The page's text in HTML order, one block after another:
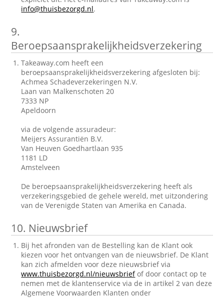
info@thuisbezorgd.nl.
9.
Beroepsaansprakelijkheidsverzekering
Takeaway.com heeft een
beroepsaansprakelijkheidsverzekering afgesloten bij:
Achmea Schadeverzekeringen N.V.
Laan van Malkenschoten 20
7333 NP
Apeldoorn
via de volgende assuradeur:
Meijers Assurantiën B.V.
Van Heuven Goedhartlaan 935
1181 LD
Amstelveen
De beroepsaansprakelijkheidsverzekering heeft als
verzekeringsgebied de gehele wereld, met uitzondering
van de Verenigde Staten van Amerika en Canada.
10. Nieuwsbrief
Bij het afronden van de Bestelling kan de Klant ook
kiezen voor het ontvangen van de nieuwsbrief. De Klant
kan zich afmelden voor deze nieuwsbrief via
www.thuisbezorgd.nl/nieuwsbriefof door contact op te
nemen met de klantenservice via de in artikel 2 van deze
Algemene Voorwaarden Klanten onder